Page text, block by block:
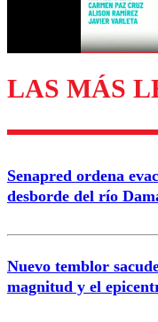
LAS MÁS
Senapred ordena
desborde del río
Nuevo temblor
magnitud y el